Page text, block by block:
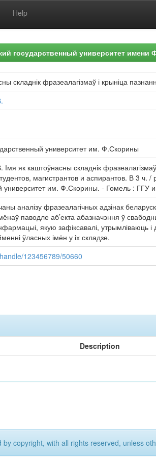
Help
государственный университет имени
складнік фразеалагізмаў і крыніца
университет им. Ф.Скорины
як каштоўнасны складнік
магистрантов и аспирантов. В 3
университет им. Ф.Скорины. - Гомель :
аналізу фразеалагічных адзінак
паводле аб’екта абазначэння ў
якую зафіксавалі, утрымліваюць
ўласных імён у іх складзе.
123456789/50660
Description
copyright, with all rights reserved, unless